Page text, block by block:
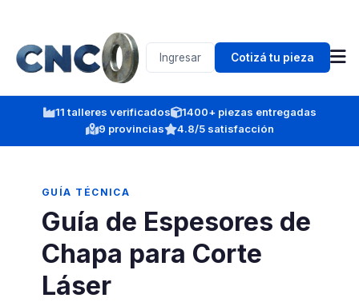
Ingresar Cotizá tu pieza
11 talleres verificados
1400+ piezas entregadas
9 provincias
4.8/5 satisfacción
GUÍA TÉCNICA
Guía de Espesores de
Chapa para Corte
Láser